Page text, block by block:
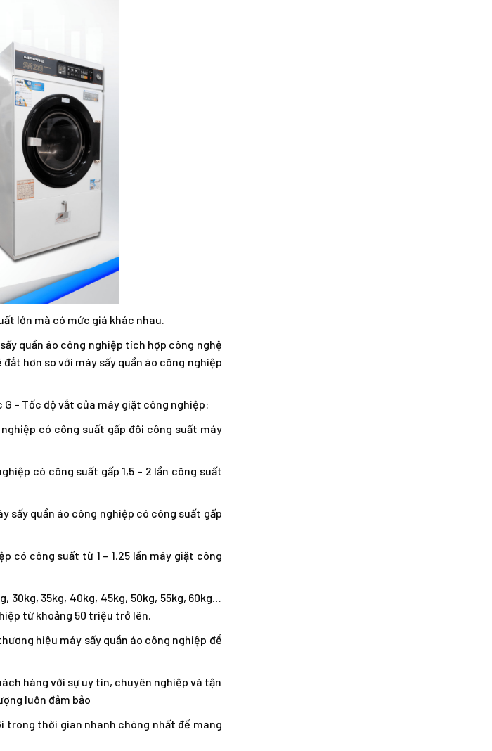
lớn mà có mức giá khác nhau.
quần áo công nghiệp tích hợp công nghệ
hơn so với máy sấy quần áo công nghiệp
– Tốc độ vắt của máy giặt công nghiệp:
có công suất gấp đôi công suất máy
có công suất gấp 1,5 – 2 lần công suất
sấy quần áo công nghiệp có công suất gấp
có công suất từ 1 – 1,25 lần máy giặt công
30kg, 35kg, 40kg, 45kg, 50kg, 55kg, 60kg…
từ khoảng 50 triệu trở lên.
hiệu máy sấy quần áo công nghiệp để
hàng với sự uy tín, chuyên nghiệp và tận
luôn đảm bảo
trong thời gian nhanh chóng nhất để mang